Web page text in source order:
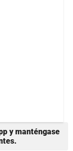
y manténgase